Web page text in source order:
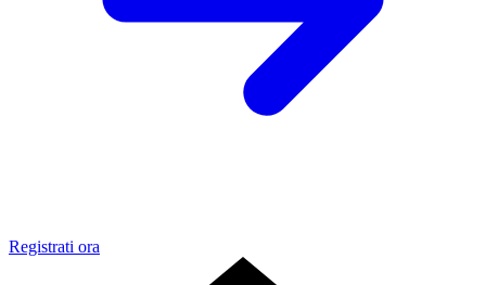
Registrati ora